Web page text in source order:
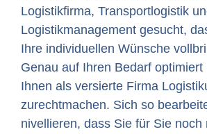
Logistikfirma, Transportlogistik
Logistikmanagement gesucht,
Ihre individuellen Wünsche
Genau auf Ihren Bedarf optimiert
Ihnen als versierte Firma
zurechtmachen. Sich so
nivellieren, dass Sie für Sie noch